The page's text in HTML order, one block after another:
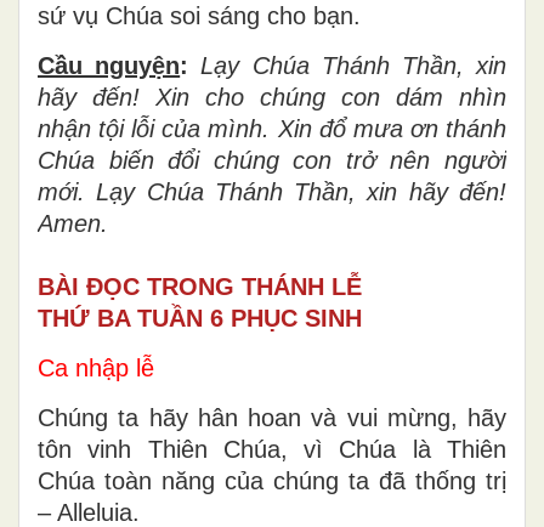
sứ vụ Chúa soi sáng cho bạn.
Cầu nguyện: Lạy Chúa Thánh Thần, xin
hãy đến! Xin cho chúng con dám nhìn
nhận tội lỗi của mình. Xin đổ mưa ơn thánh
Chúa biến đổi chúng con trở nên người
mới. Lạy Chúa Thánh Thần, xin hãy đến!
Amen.
BÀI ĐỌC TRONG THÁNH LỄ
THỨ BA TUẦN 6 PHỤC SINH
Ca nhập lễ
Chúng ta hãy hân hoan và vui mừng, hãy
tôn vinh Thiên Chúa, vì Chúa là Thiên
Chúa toàn năng của chúng ta đã thống trị
– Alleluia.